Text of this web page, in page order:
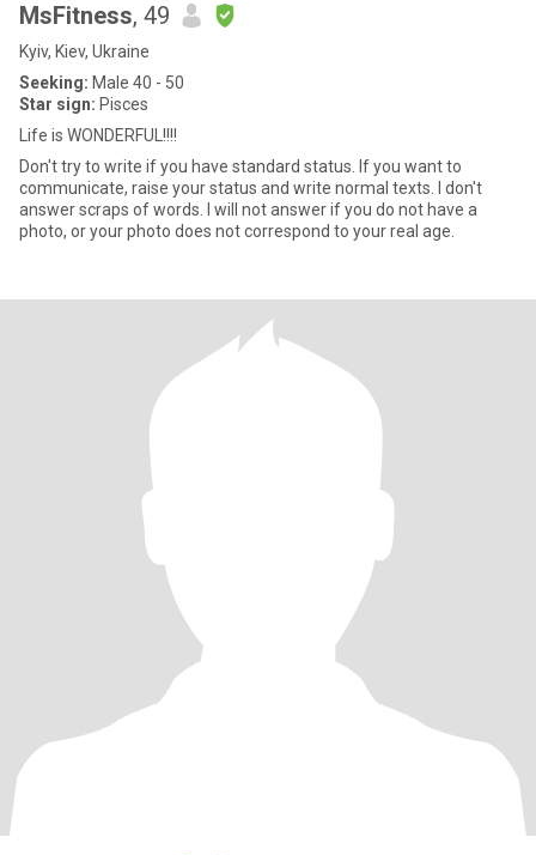
MsFitness, 49
Kyiv, Kiev, Ukraine
Seeking: Male 40 - 50
Star sign: Pisces
Life is WONDERFUL!!!!
Don't try to write if you have standard status. If you want to
communicate, raise your status and write normal texts. I don't
answer scraps of words. I will not answer if you do not have a
photo, or your photo does not correspond to your real age.